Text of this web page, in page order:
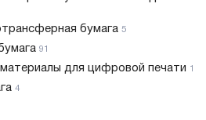
бумага 5
91
для цифровой печати 1
4